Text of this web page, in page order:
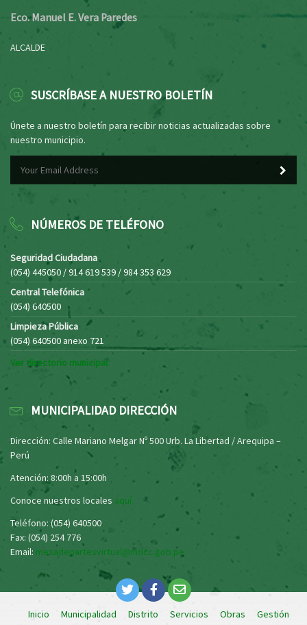
Eco. Manuel E. Vera Paredes
ALCALDE
SUSCRÍBASE A NUESTRO BOLETÍN
Únete a nuestro boletín para recibir noticias actualizadas sobre
nuestro municipio.
NÚMEROS DE TELÉFONO
Seguridad Ciudadana
(054) 445050 / 914 619 539 / 984 353 629
Central Telefónica
(054) 640500
Limpieza Pública
(054) 640500 anexo 721
Ver directorio municipal
MUNICIPALIDAD DIRECCIÓN
Dirección: Calle Mariano Melgar Nº 500 Urb. La Libertad / Arequipa –
Perú
Atención: 8:00h a 15:00h
Conoce nuestros locales aquí
Teléfono: (054) 640500
Fax: (054) 254 776
Email: mesadepartesvirtual@mdcc.gob.pe
Inicio Municipalidad Distrito Servicios Obras Gestión